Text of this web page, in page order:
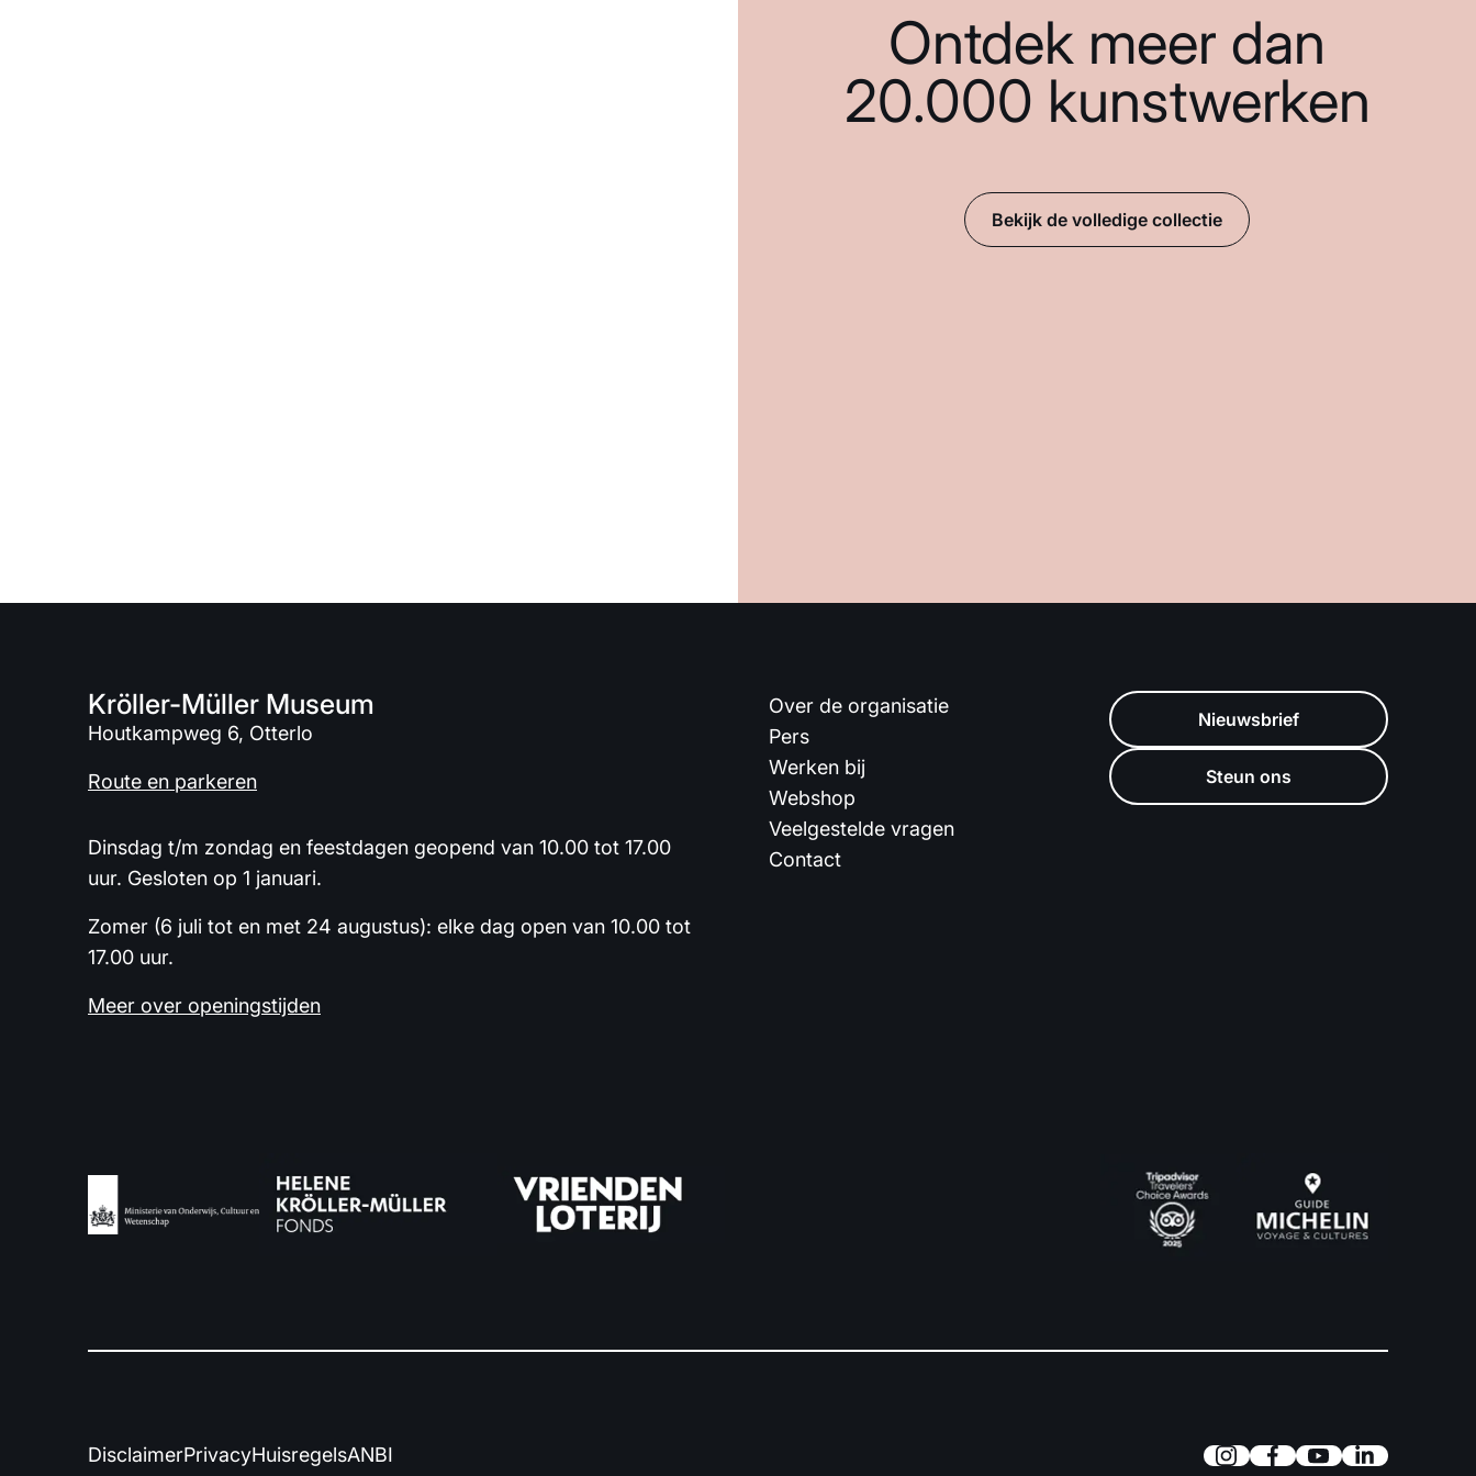
Ontdek meer dan
20.000 kunstwerken
Bekijk de volledige collectie
Kröller-Müller Museum
Houtkampweg 6, Otterlo
Route en parkeren
Dinsdag t/m zondag en feestdagen geopend van 10.00 tot 17.00
uur. Gesloten op 1 januari.
Zomer (6 juli tot en met 24 augustus): elke dag open van 10.00 tot
17.00 uur.
Meer over openingstijden
Over de organisatie
Pers
Werken bij
Webshop
Veelgestelde vragen
Contact
Nieuwsbrief
Steun ons
DisclaimerPrivacyHuisregelsANBI